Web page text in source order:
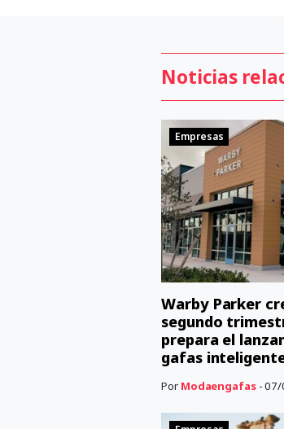
Noticias
Empresas
Warby Parker
segundo
prepara el
gafas
Por Modaengafas- 07/